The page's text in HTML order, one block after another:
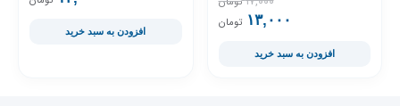
۱۳,۰۰۰ تومان
افزودن به سبد خرید
افزودن به سبد خرید